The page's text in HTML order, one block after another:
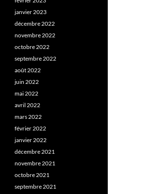
janvier 2023
décembre 2022
novembre 2022
octobre 2022
septembre 2022
août 2022
juin 2022
mai 2022
avril 2022
mars 2022
février 2022
janvier 2022
décembre 2021
novembre 2021
octobre 2021
septembre 2021